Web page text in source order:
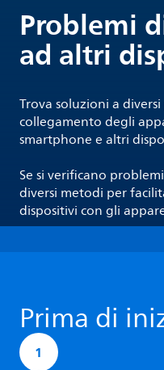
Problemi
ad altri
Trova soluzioni a
collegamento degli
smartphone e altri
Se si verificano
diversi metodi per
dispositivi con gli
Prima di
1